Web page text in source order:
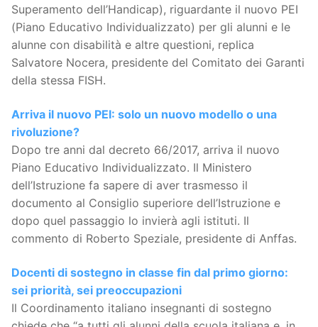
Superamento dell’Handicap), riguardante il nuovo PEI
(Piano Educativo Individualizzato) per gli alunni e le
alunne con disabilità e altre questioni, replica
Salvatore Nocera, presidente del Comitato dei Garanti
della stessa FISH.
Arriva il nuovo PEI: solo un nuovo modello o una
rivoluzione?
Dopo tre anni dal decreto 66/2017, arriva il nuovo
Piano Educativo Individualizzato. Il Ministero
dell’Istruzione fa sapere di aver trasmesso il
documento al Consiglio superiore dell’Istruzione e
dopo quel passaggio lo invierà agli istituti. Il
commento di Roberto Speziale, presidente di Anffas.
Docenti di sostegno in classe fin dal primo giorno:
sei priorità, sei preoccupazioni
Il Coordinamento italiano insegnanti di sostegno